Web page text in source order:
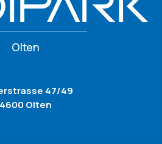
Olten
47/49
4600 Olten